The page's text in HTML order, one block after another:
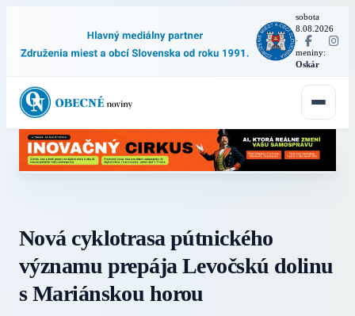
sobota
8.08.2026
·
meniny:
Oskár
Nová cyklotrasa pútnického
významu prepája Levočskú dolinu
s Mariánskou horou